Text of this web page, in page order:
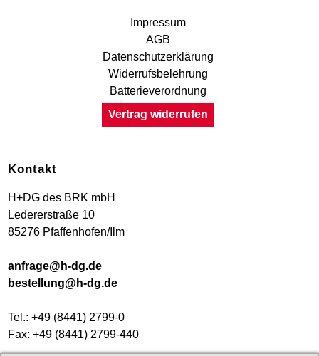
Impressum
AGB
Datenschutzerklärung
Widerrufsbelehrung
Batterieverordnung
Vertrag widerrufen
Kontakt
H+DG des BRK mbH
Ledererstraße 10
85276 Pfaffenhofen/Ilm
anfrage@h-dg.de
bestellung@h-dg.de
Tel.: +49 (8441) 2799-0
Fax: +49 (8441) 2799-440